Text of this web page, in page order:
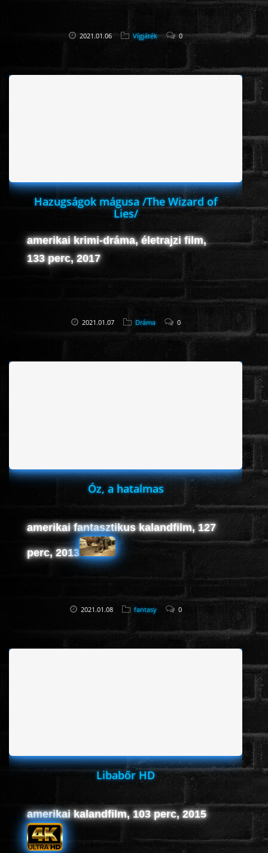
2021.01.06 Vígjáték 0
Hazugságok mágusa /The Wizard of
Lies/
amerikai krimi-dráma, életrajzi film,
133 perc, 2017
2021.01.07 Dráma 0
Óz, a hatalmas
amerikai fantasztikus kalandfilm, 127
perc, 2013
2021.01.08 fantasy 0
Libabőr HD
amerikai kalandfilm, 103 perc, 2015